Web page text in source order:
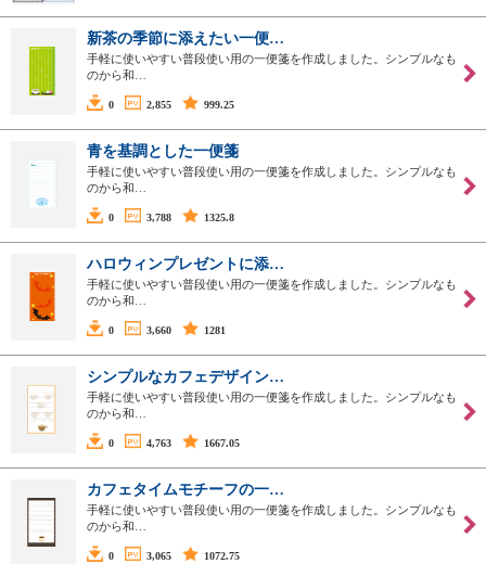
新茶の季節に添えたい一便…
手軽に使いやすい普段使い用の一便箋を作成しました。シンプルなも
のから和…
0 2,855 999.25
青を基調とした一便箋
手軽に使いやすい普段使い用の一便箋を作成しました。シンプルなも
のから和…
0 3,788 1325.8
ハロウィンプレゼントに添…
手軽に使いやすい普段使い用の一便箋を作成しました。シンプルなも
のから和…
0 3,660 1281
シンプルなカフェデザイン…
手軽に使いやすい普段使い用の一便箋を作成しました。シンプルなも
のから和…
0 4,763 1667.05
カフェタイムモチーフの一…
手軽に使いやすい普段使い用の一便箋を作成しました。シンプルなも
のから和…
0 3,065 1072.75